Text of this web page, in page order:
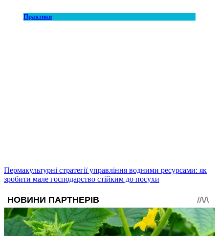
Практики
Пермакультурні стратегії управління водними ресурсами: як
зробити мале господарство стійким до посухи